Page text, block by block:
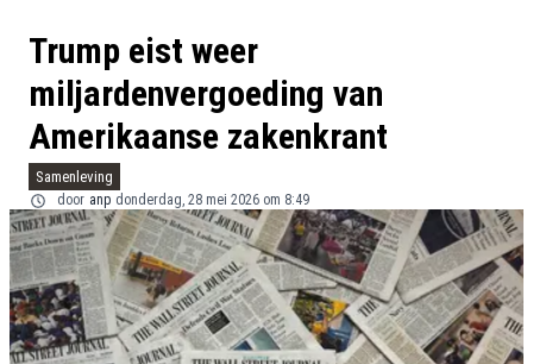
Trump eist weer
miljardenvergoeding van
Amerikaanse zakenkrant
Samenleving
door anp donderdag, 28 mei 2026 om 8:49